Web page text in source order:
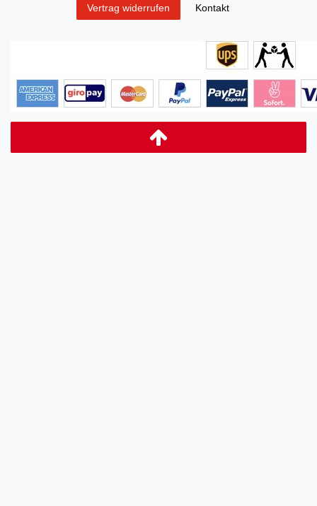
Vertrag widerrufen Kontakt